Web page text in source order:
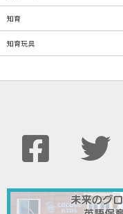
知育
知育玩具